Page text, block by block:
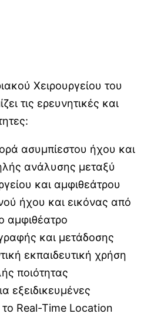
Χειρουργείου του
τις ερευνητικές και
ασυμπίεστου ήχου και
ανάλυσης μεταξύ
και αμφιθεάτρου
ήχου και εικόνας από
αμφιθέατρο
και μετάδοσης
εκπαιδευτική χρήση
ποιότητας
εξειδικευμένες
Real-Time Location